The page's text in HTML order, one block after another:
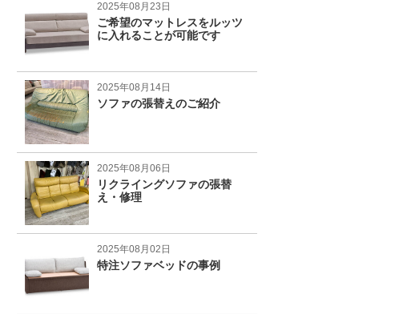
2025年08月23日
ご希望のマットレスをルッツ
に入れることが可能です
2025年08月14日
ソファの張替えのご紹介
2025年08月06日
リクライングソファの張替
え・修理
2025年08月02日
特注ソファベッドの事例